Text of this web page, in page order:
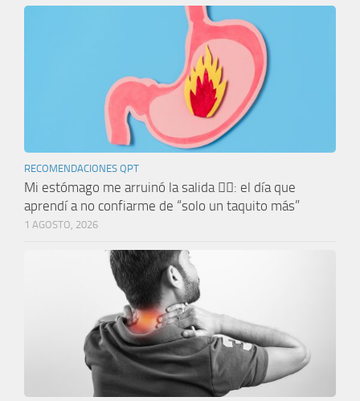
RECOMENDACIONES QPT
Mi estómago me arruinó la salida 🤦‍♀️: el día que
aprendí a no confiarme de “solo un taquito más”
1 AGOSTO, 2026